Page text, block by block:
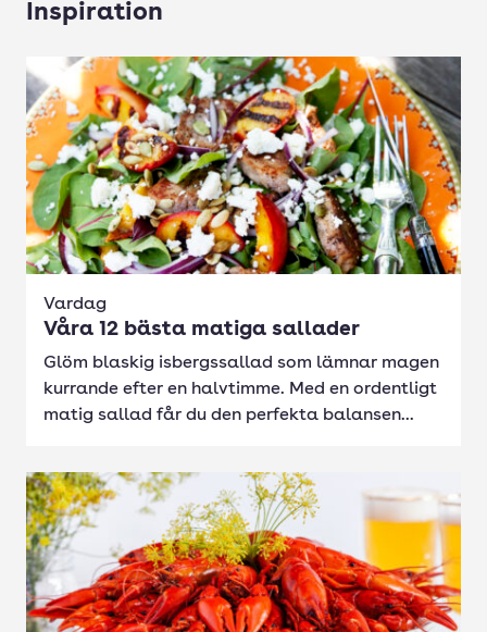
Inspiration
Vardag
Våra 12 bästa matiga sallader
Glöm blaskig isbergssallad som lämnar magen
kurrande efter en halvtimme. Med en ordentligt
matig sallad får du den perfekta balansen...